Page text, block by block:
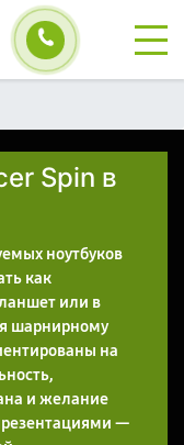
Spin в
ноутбуков
как
или в
шарнирному
на
и желание
—